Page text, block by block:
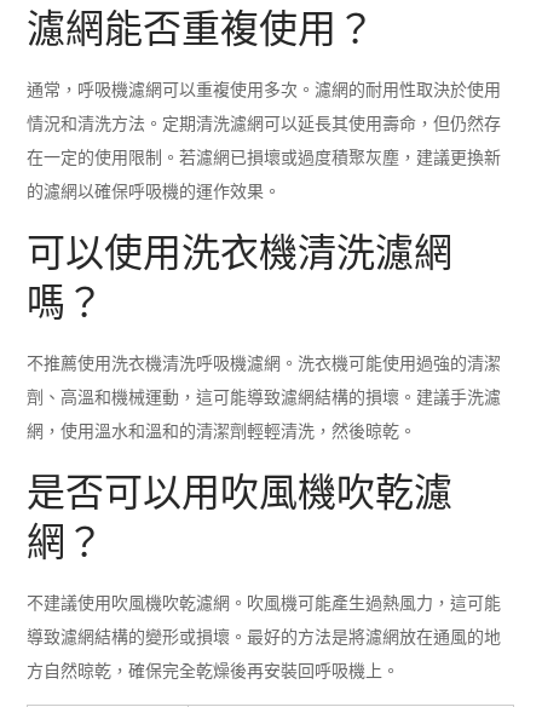
濾網能否重複使用？
通常，呼吸機濾網可以重複使用多次。濾網的耐用性取決於使用
情況和清洗方法。定期清洗濾網可以延長其使用壽命，但仍然存
在一定的使用限制。若濾網已損壞或過度積聚灰塵，建議更換新
的濾網以確保呼吸機的運作效果。
可以使用洗衣機清洗濾網
嗎？
不推薦使用洗衣機清洗呼吸機濾網。洗衣機可能使用過強的清潔
劑、高溫和機械運動，這可能導致濾網結構的損壞。建議手洗濾
網，使用溫水和溫和的清潔劑輕輕清洗，然後晾乾。
是否可以用吹風機吹乾濾
網？
不建議使用吹風機吹乾濾網。吹風機可能產生過熱風力，這可能
導致濾網結構的變形或損壞。最好的方法是將濾網放在通風的地
方自然晾乾，確保完全乾燥後再安裝回呼吸機上。